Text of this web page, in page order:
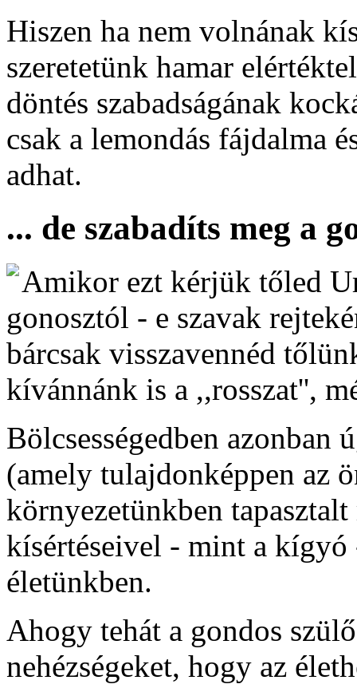
Hiszen ha nem volnának
szeretetünk hamar
döntés szabadságának
csak a lemondás fájdalma
adhat.
... de szabadíts meg a
Amikor ezt kérjük tőled
gonosztól - e szavak
bárcsak visszavennéd
kívánnánk is a ,,rosszat'',
Bölcsességedben azonban
(amely tulajdonképpen az
környezetünkben
kísértéseivel - mint a kígyó
életünkben.
Ahogy tehát a gondos
nehézségeket, hogy az